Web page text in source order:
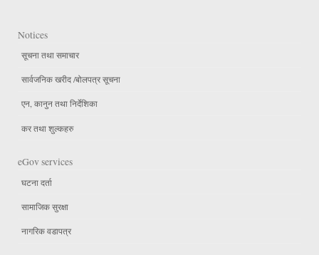
Notices
सूचना तथा समाचार
सार्वजनिक खरीद /बोलपत्र सूचना
एन, कानुन तथा निर्देशिका
कर तथा शुल्कहरु
eGov services
घटना दर्ता
सामाजिक सुरक्षा
नागरिक वडापत्र